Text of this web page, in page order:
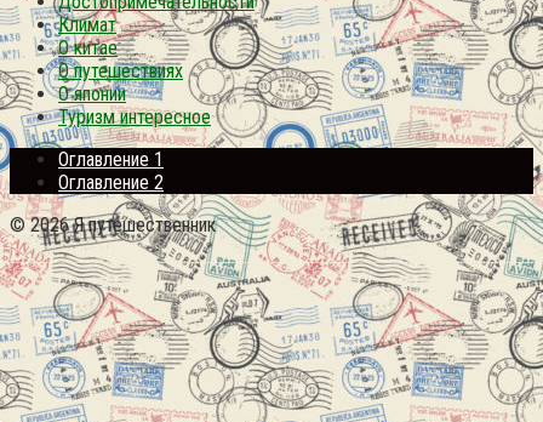
Климат
О китае
О путешествиях
О японии
Туризм интересное
Оглавление 1
Оглавление 2
© 2026 Я путешественник